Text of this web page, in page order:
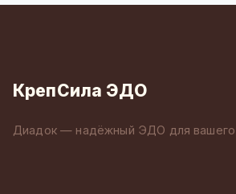
КрепСила ЭДО
Диадок — надёжный ЭДО для вашего